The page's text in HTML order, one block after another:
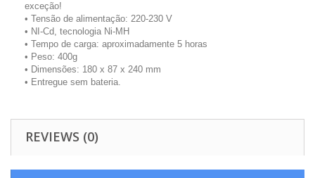
exceção!
• Tensão de alimentação: 220-230 V
• NI-Cd, tecnologia Ni-MH
• Tempo de carga: aproximadamente 5 horas
• Peso: 400g
• Dimensões: 180 x 87 x 240 mm
• Entregue sem bateria.
REVIEWS (0)